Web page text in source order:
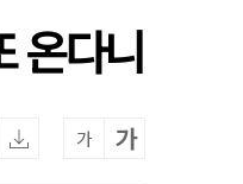
온다니
가 가